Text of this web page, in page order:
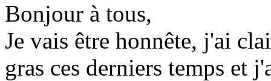
Bonjour à tous,
Je vais être honnête, j'ai
gras ces derniers temps et